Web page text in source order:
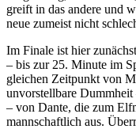
greift in das andere und
neue zumeist nicht
Im Finale ist hier
– bis zur 25. Minute im
gleichen Zeitpunkt von
unvorstellbare
– von Dante, die zum
mannschaftlich aus.